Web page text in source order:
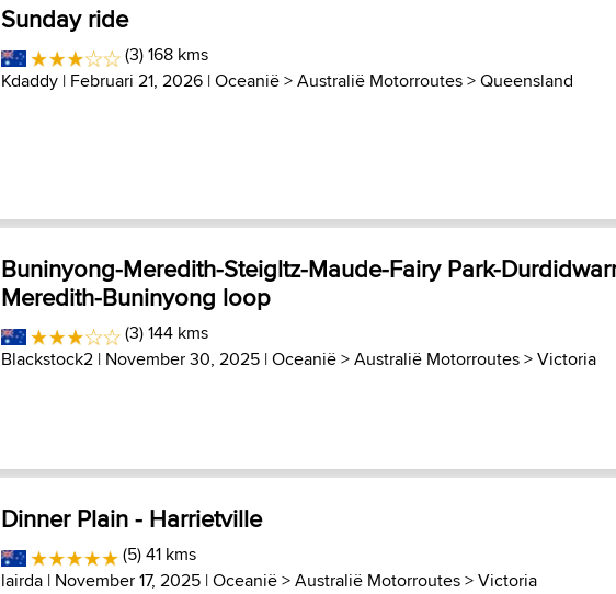
Sunday ride
(3) 168 kms
Kdaddy | Februari 21, 2026 |Oceanië>Australië Motorroutes>Queensland
Buninyong-Meredith-Steigltz-Maude-Fairy Park-
Meredith-Buninyong loop
(3) 144 kms
Blackstock2 | November 30, 2025 |Oceanië>Australië Motorroutes>Victoria
Dinner Plain - Harrietville
(5) 41 kms
lairda | November 17, 2025 |Oceanië>Australië Motorroutes>Victoria